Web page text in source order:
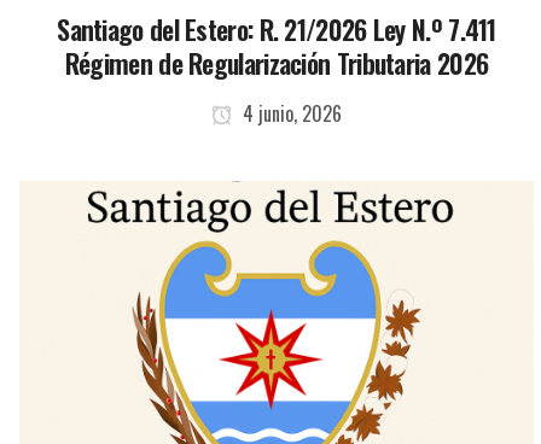
Santiago del Estero: R. 21/2026 Ley N.º 7.411
Régimen de Regularización Tributaria 2026
4 junio, 2026